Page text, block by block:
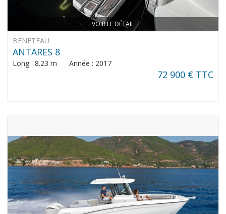
VOIR LE DÉTAIL
BENETEAU
ANTARES 8
Long : 8.23 m Année : 2017
72 900 € TTC